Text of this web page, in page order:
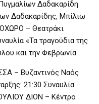
Δαδακαρίδη
Δαδακαρίδης, Μπίλιω
– Θεατράκι
«Τα τραγούδια της
και την Φεβρωνία
– Βυζαντινός Ναός
21:30 Συναυλία
ΔΙΟΝ – Κέντρο